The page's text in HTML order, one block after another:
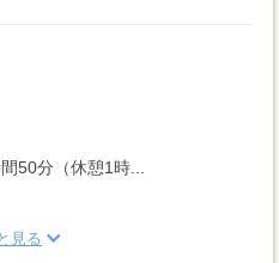
50分（休憩1時...
見る